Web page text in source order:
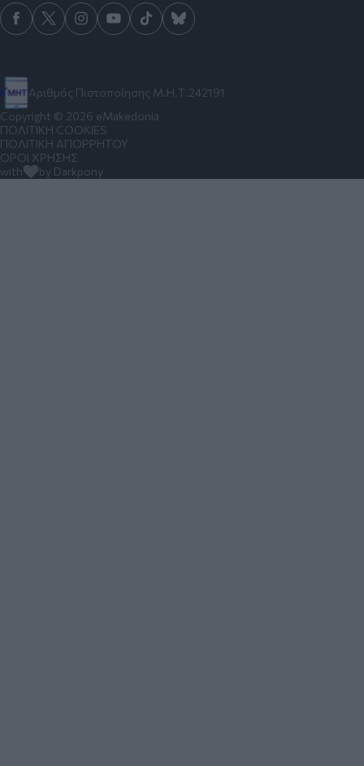
Αριθμός Πιστοποίησης Μ.Η.Τ.242191
Copyright © 2026 eMakedonia
ΠΟΛΙΤΙΚΗ COOKIES
ΠΟΛΙΤΙΚΗ ΑΠΟΡΡΗΤΟΥ
ΟΡΟΙ ΧΡΗΣΗΣ
with
by Darkpony